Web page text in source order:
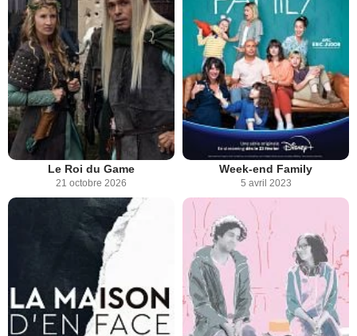
Le Roi du Game
21 octobre 2026
Week-end Family
5 avril 2023